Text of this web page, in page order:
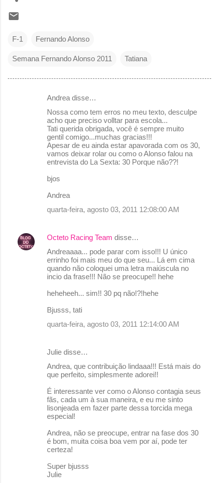
F-1 Fernando Alonso
Semana Fernando Alonso 2011 Tatiana
s
Andrea disse…
Nossa como tem erros no meu texto, desculpe
acho que preciso volltar para escola...
Tati querida obrigada, você é sempre muito
gentil comigo...muchas gracias!!!
Apesar de eu ainda estar apavorada com os 30,
vamos deixar rolar ou como o Alonso falou na
entrevista do La Sexta: 30 Porque não??!
bjos
Andrea
quarta-feira, agosto 03, 2011 12:08:00 AM
Octeto Racing Team disse…
Andreaaaa... pode parar com isso!!! U único
errinho foi mais meu do que seu... Lá em cima
quando não coloquei uma letra maiúscula no
incio da frase!!! Não se preocupe!! hehe
heheheeh... sim!! 30 pq não!?!hehe
Bjusss, tati
quarta-feira, agosto 03, 2011 12:14:00 AM
Julie disse…
Andrea, que contribuição lindaaa!!! Está mais do
que perfeito, simplesmente adorei!!
É interessante ver como o Alonso contagia seus
fãs, cada um à sua maneira, e eu me sinto
lisonjeada em fazer parte dessa torcida mega
especial!
Andrea, não se preocupe, entrar na fase dos 30
é bom, muita coisa boa vem por aí, pode ter
certeza!
Super bjusss
Julie